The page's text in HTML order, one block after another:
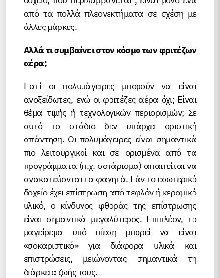
από τα πολλά πλεονεκτήματα σε σχέση με
άλλες μάρκες.
Αλλά τι συμβαίνει στον κόσμο των φριτέζων
αέρα;
Γιατί οι πολυμάγειρες μπορούν να είναι
ανοξείδωτες, ενώ οι φριτέζες αέρα όχι; Είναι
θέμα τιμής ή τεχνολογικών περιορισμών; Σε
αυτό το στάδιο δεν υπάρχει οριστική
απάντηση. Οι πολυμάγειρες είναι σημαντικά
πιο λειτουργικοί και σε ορισμένα από τα
προγράμματα (π.χ. σοτάρισμα) απαιτείται να
ανακατεύονται τα φαγητά. Εάν το εσωτερικό
δοχείο έχει επίστρωση από τεφλόν ή κεραμικό
υλικό, ο κίνδυνος φθοράς της επίστρωσης
είναι σημαντικά μεγαλύτερος. Επιπλέον, το
μαγείρεμα υπό πίεση μπορεί να είναι
«σοκαριστικό» για διάφορα υλικά και
επιστρώσεις, μειώνοντας σημαντικά τη
διάρκεια ζωής τους.